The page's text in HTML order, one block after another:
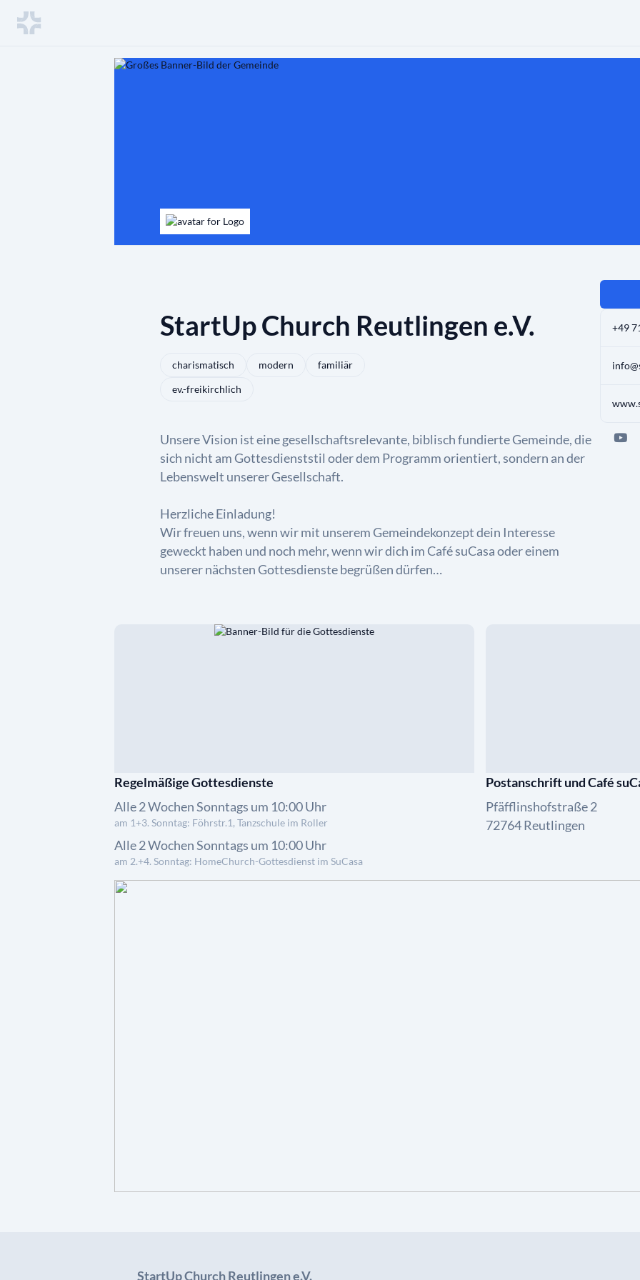
StartUp Church Reutlingen e.V.
charismatisch modern
familiär
ev.-freikirchlich
Unsere Vision ist eine gesellschaftsrelevante, biblisch fundierte Gemeinde, die
sich nicht am Gottesdienststil oder dem Programm orientiert, sondern an der
Lebenswelt unserer Gesellschaft.
Herzliche Einladung!
Wir freuen uns, wenn wir mit unserem Gemeindekonzept dein Interesse
geweckt haben und noch mehr, wenn wir dich im Café suCasa oder einem
unserer nächsten Gottesdienste begrüßen dürfen…
+49
Regelmäßige Gottesdienste
Alle 2 Wochen Sonntags um 10:00 Uhr
am 1+3. Sonntag: Föhrstr.1, Tanzschule im Roller
Alle 2 Wochen Sonntags um 10:00 Uhr
am 2.+4. Sonntag: HomeChurch-Gottesdienst im SuCasa
Postanschrift und Café
Pfäfflinshofstraße 2
72764 Reutlingen
StartUp Church Reutlingen e.V.